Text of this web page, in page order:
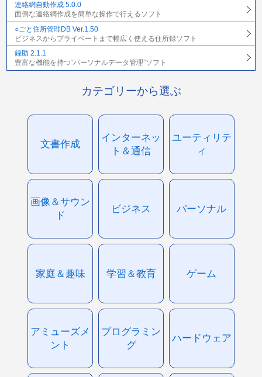
連絡網自動作成 5.0.0
面倒な連絡網作成を簡単な操作で行えるソフト
○ごと住所管理DB Ver.1.50
ビジネスからプライベートまで幅広く使える住所録ソフト
録助 2.1.1
豊富な機能を持つ“パーソナルデータ管理”ソフト
カテゴリーから選ぶ
文書作成
インターネッ
ト＆通信
ユーティリテ
ィ
画像＆サウン
ド
ビジネス パーソナル
家庭＆趣味 学習＆教育 ゲーム
アミューズメ
ント
プログラミン
グ
ハードウェア